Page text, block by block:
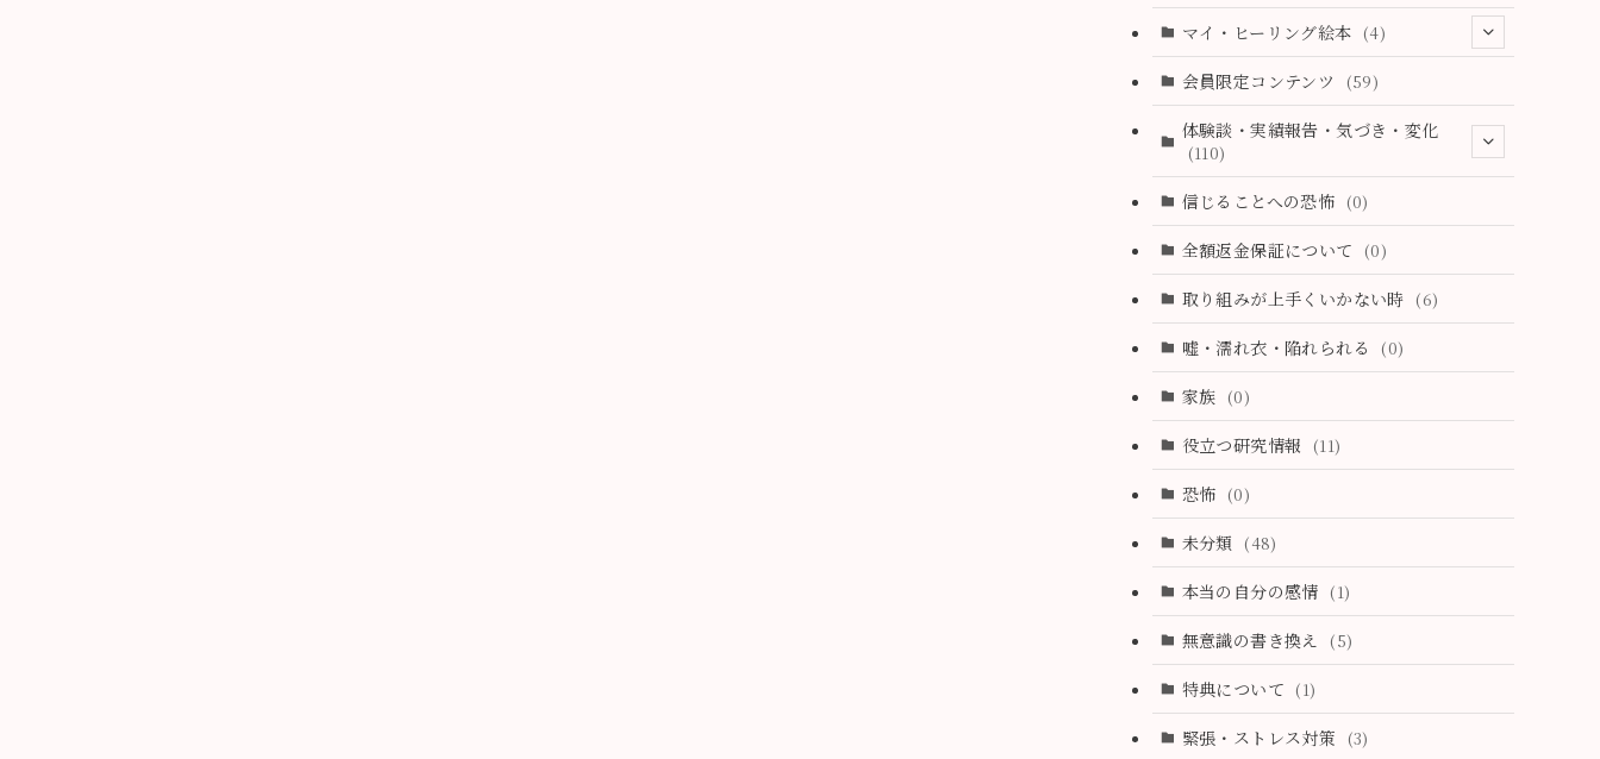
(6)
(37)
(11)
マイ・ヒーリング絵本 (4)
(1)
会員限定コンテンツ (59)
体験談・実績報告・気づき・変化
(110)
(4)
(4)
(3)
(2)
(2)
(2)
(1)
(0)
信じることへの恐怖 (0)
全額返金保証について (0)
取り組みが上手くいかない時 (6)
嘘・濡れ衣・陥れられる (0)
家族 (0)
役立つ研究情報 (11)
恐怖 (0)
未分類 (48)
本当の自分の感情 (1)
無意識の書き換え (5)
特典について (1)
緊張・ストレス対策 (3)